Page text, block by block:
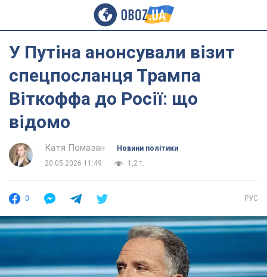
У Путіна анонсували візит
спецпосланця Трампа
Віткоффа до Росії: що
відомо
Катя Помазан
Новини політики
20.05.2026 11:49
1,2 т.
0 РУС